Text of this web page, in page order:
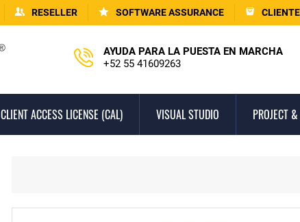
RESELLER SOFTWARE ASSURANCE
AYUDA PARA LA PUESTA EN MARCHA
+52 55 41609263
CLIENT ACCESS LICENSE (CAL) VISUAL STUDIO PROJECT